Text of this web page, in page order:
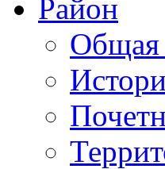
Район
Общая